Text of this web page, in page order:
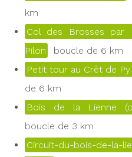
km
Col des Brosses par
Pilon
boucle de 6 km
Petit tour au Crêt de
de 6 km
Bois de la Lienne
boucle de 3 km
Circuit-du-bois-de-la-